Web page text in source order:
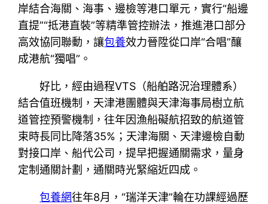
岸結合海關、海事、邊檢等港口單元，實行“船邊
直提”“抵港直裝”等精準管控辦法，推進港口部分
高效協同聯動，讓包養效力晉陞從口岸“合唱”釀
成港航“獨唱”。
好比，經由過程VTS（船舶路況治理體系）
結合值班機制，天津港團體與天津海事局樹立航
道管控預警機制，往年因漁船礙航招致的航道管
束時長同比降落35%；天津海關、天津邊檢自動
對接口岸、船代公司，提早把握通關需求，量身
定制通關計劃，通關時光緊縮近四成。
包養網往年8月，“瑞洋天津”輪在功課經過歷